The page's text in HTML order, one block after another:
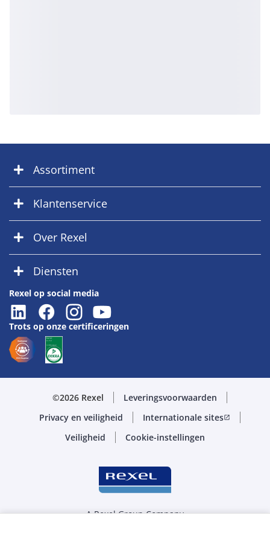
Assortiment
Klantenservice
Over Rexel
Diensten
Rexel op social media
Trots op onze certificeringen
©2026 Rexel
Leveringsvoorwaarden
Privacy en veiligheid
Internationale sitesopen_in_new
Veiligheid Cookie-instellingen
A Rexel Group Company